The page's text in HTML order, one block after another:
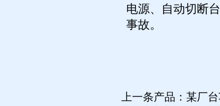
电源、自动切断
事故。
上一条产品： 某厂